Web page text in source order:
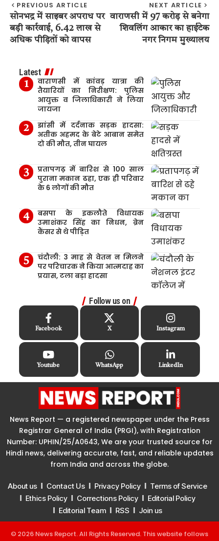
PREVIOUS ARTICLE
सोनभद्र में साइबर अपराध पर
बड़ी कार्रवाई, 6.42 लाख से
अधिक पीड़ितों को वापस
NEXT ARTICLE
वाराणसी में 97 करोड़ से बनेगा
शिवलिंग आकार का हाईटेक
नगर निगम मुख्यालय
Latest
वाराणसी में कांवड़ यात्रा की
तैयारियों का निरीक्षण: पुलिस
आयुक्त व जिलाधिकारी ने लिया
जायजा
झांसी में दर्दनाक सड़क हादसा:
अतीक अहमद के बेटे आबान समेत
दो की मौत, तीन घायल
प्रतापगढ़ में बारिश से 100 साल
पुराना मकान ढहा, एक ही परिवार
के 6 लोगों की मौत
बसपा के इकलौते विधायक
उमाशंकर सिंह का निधन, ब्रेन
कैंसर से थे पीड़ित
चंदौली: 3 माह से वेतन न मिलने
पर परिचारक ने किया आत्मदाह का
प्रयास, टला बड़ा हादसा
Follow us on
Facebook X Instagram
Youtube WhatsApp LinkedIn
News Report — a registered newspaper under the Press
Registrar General of India (PRGI), with Registration
Number: UPHIN/25/A0643, We are your trusted source for
Hindi news, delivering accurate, fast, and reliable updates
from India and across the globe.
About us Contact Us Privacy Policy
Terms of Service
Ethics Policy
Corrections Policy
Editorial Policy
Editorial Team
RSS Join us
© 2026 News Report. All Rights Reserved. This website follows